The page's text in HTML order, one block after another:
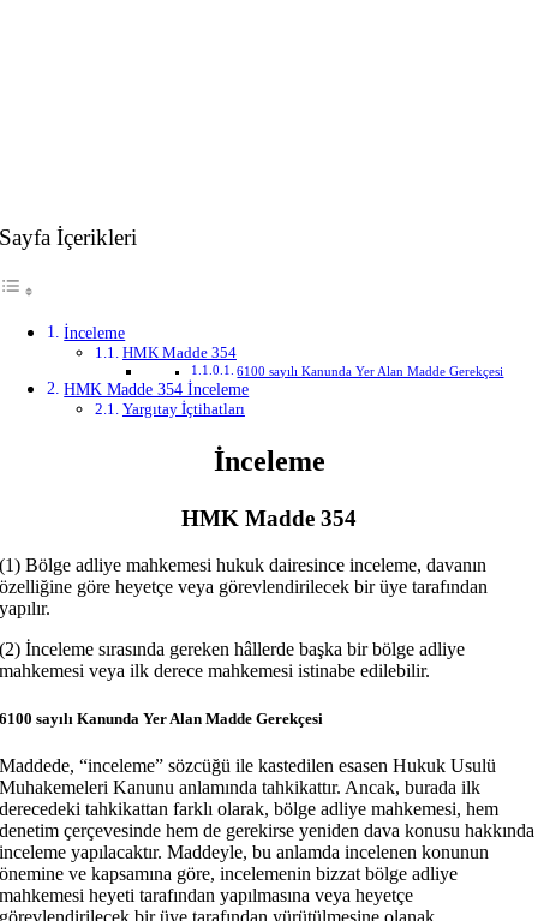
Sayfa İçerikleri
İnceleme
HMK Madde 354
6100 sayılı Kanunda Yer Alan Madde Gerekçesi
HMK Madde 354 İnceleme
Yargıtay İçtihatları
İnceleme
HMK Madde 354
(1) Bölge adliye mahkemesi hukuk dairesince inceleme, davanın
özelliğine göre heyetçe veya görevlendirilecek bir üye tarafından
yapılır.
(2) İnceleme sırasında gereken hâllerde başka bir bölge adliye
mahkemesi veya ilk derece mahkemesi istinabe edilebilir.
6100 sayılı Kanunda Yer Alan Madde Gerekçesi
Maddede, “inceleme” sözcüğü ile kastedilen esasen Hukuk Usulü
Muhakemeleri Kanunu anlamında tahkikattır. Ancak, burada ilk
derecedeki tahkikattan farklı olarak, bölge adliye mahkemesi, hem
denetim çerçevesinde hem de gerekirse yeniden dava konusu hakkında
inceleme yapılacaktır. Maddeyle, bu anlamda incelenen konunun
önemine ve kapsamına göre, incelemenin bizzat bölge adliye
mahkemesi heyeti tarafından yapılmasına veya heyetçe
görevlendirilecek bir üye tarafından yürütülmesine olanak